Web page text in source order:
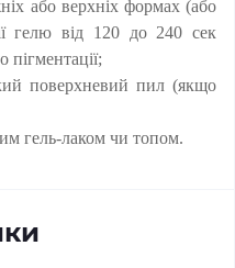
або верхніх формах (або
гелю від 120 до 240 сек
пігментації;
поверхневий пил (якщо
гель-лаком чи топом.